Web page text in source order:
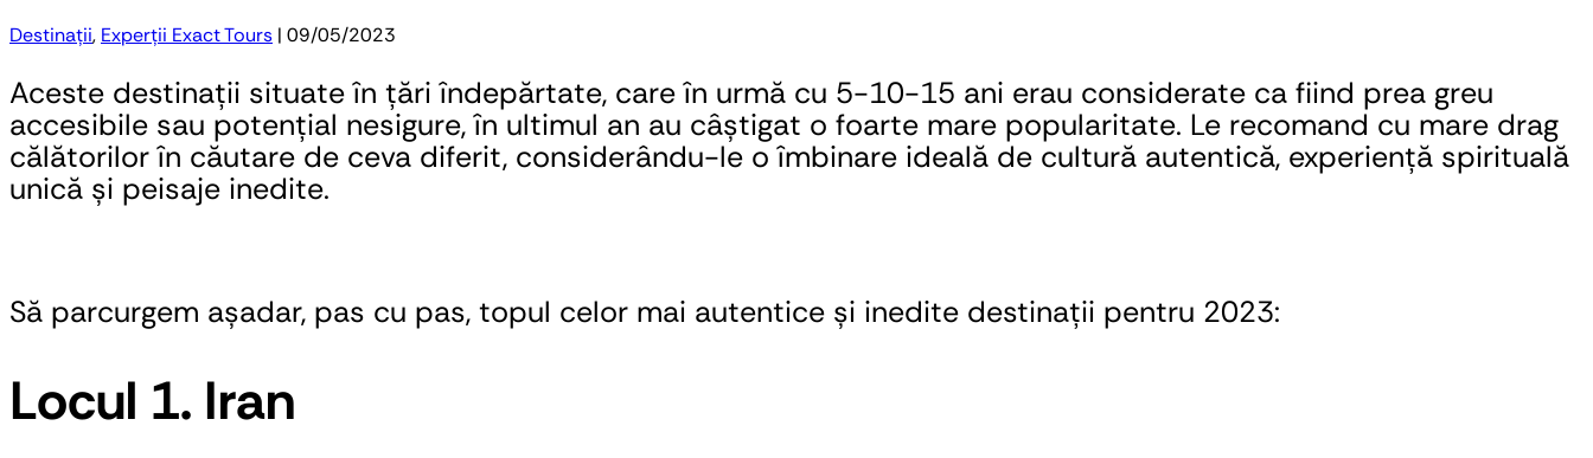
Destinații, Experții Exact Tours | 09/05/2023
Aceste destinații situate în țări îndepărtate, care în urmă cu 5-10-15 ani erau considerate ca fiind prea greu
accesibile sau potențial nesigure, în ultimul an au câștigat o foarte mare popularitate. Le recomand cu mare drag
călătorilor în căutare de ceva diferit, considerându-le o îmbinare ideală de cultură autentică, experiență spirituală
unică și peisaje inedite.
Să parcurgem așadar, pas cu pas, topul celor mai autentice și inedite destinații pentru 2023:
Locul 1. Iran